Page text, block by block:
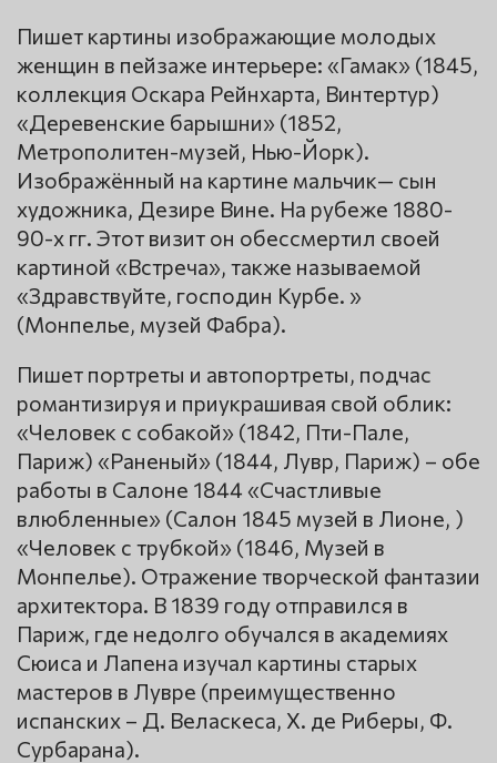
Пишет картины изображающие молодых
женщин в пейзаже интерьере: «Гамак» (1845,
коллекция Оскара Рейнхарта, Винтертур)
«Деревенские барышни» (1852,
Метрополитен-музей, Нью-Йорк).
Изображённый на картине мальчик— сын
художника, Дезире Вине. На рубеже 1880-
90-х гг. Этот визит он обессмертил своей
картиной «Встреча», также называемой
«Здравствуйте, господин Курбе. »
(Монпелье, музей Фабра).
Пишет портреты и автопортреты, подчас
романтизируя и приукрашивая свой облик:
«Человек с собакой» (1842, Пти-Пале,
Париж) «Раненый» (1844, Лувр, Париж) – обе
работы в Салоне 1844 «Счастливые
влюбленные» (Салон 1845 музей в Лионе, )
«Человек с трубкой» (1846, Музей в
Монпелье). Отражение творческой фантазии
архитектора. В 1839 году отправился в
Париж, где недолго обучался в академиях
Сюиса и Лапена изучал картины старых
мастеров в Лувре (преимущественно
испанских – Д. Веласкеса, Х. де Риберы, Ф.
Сурбарана).